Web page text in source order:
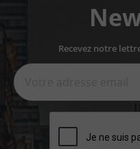
Recevez notre